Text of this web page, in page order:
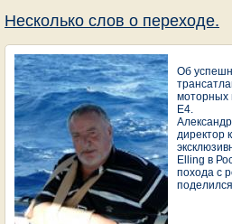
Несколько слов о переходе.
Об
моторных
E4.
директор
Elling в
похода с